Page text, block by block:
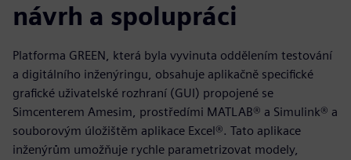
návrh a spolupráci
Platforma GREEN, která byla vyvinuta oddělením testování
a digitálního inženýringu, obsahuje aplikačně specifické
grafické uživatelské rozhraní (GUI) propojené se
Simcenterem Amesim, prostředími MATLAB® a Simulink® a
souborovým úložištěm aplikace Excel®. Tato aplikace
inženýrům umožňuje rychle parametrizovat modely,